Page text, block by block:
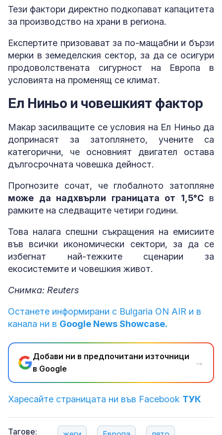
Тези фактори директно подкопават капацитета
за производство на храни в региона.
Експертите призовават за по-мащабни и бързи
мерки в земеделския сектор, за да се осигури
продоволствената сигурност на Европа в
условията на променящ се климат.
Ел Ниньо и човешкият фактор
Макар засилващите се условия на Ел Ниньо да
допринасят за затоплянето, учените са
категорични, че основният двигател остава
дългосрочната човешка дейност.
Прогнозите сочат, че глобалното затопляне
може да надхвърли границата от 1,5°Cв
рамките на следващите четири години.
Това налага спешни съкращения на емисиите
във всички икономически сектори, за да се
избегнат най-тежките сценарии за
екосистемите и човешкия живот.
Снимка: Reuters
Останете информирани с Bulgaria ON AIR и в
канала ни в Google News Showcase.
Добави ни в предпочитани източници
в Google
→
Харесайте страницата ни във Facebook ТУК
Тагове: